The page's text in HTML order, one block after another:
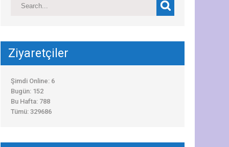
Ziyaretçiler
Şimdi Online: 6
Bugün: 152
Bu Hafta: 788
Tümü: 329686